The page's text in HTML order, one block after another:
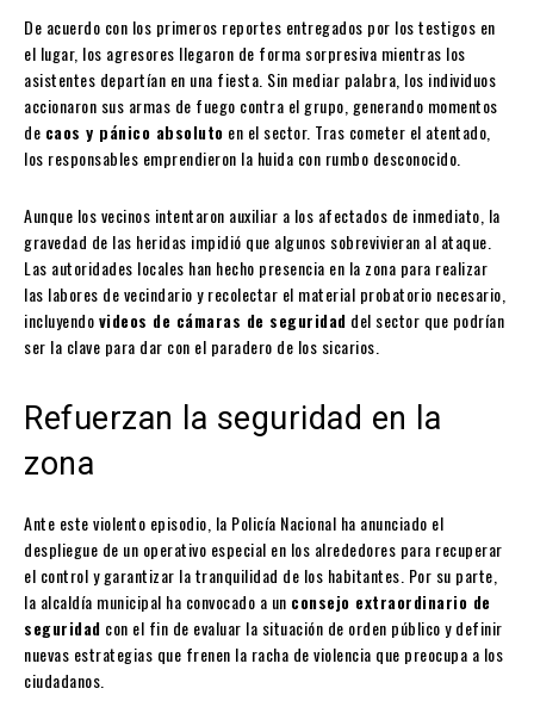
De acuerdo con los primeros reportes entregados por los testigos en
el lugar, los agresores llegaron de forma sorpresiva mientras los
asistentes departían en una fiesta. Sin mediar palabra, los individuos
accionaron sus armas de fuego contra el grupo, generando momentos
de caos y pánico absoluto en el sector. Tras cometer el atentado,
los responsables emprendieron la huida con rumbo desconocido.
Aunque los vecinos intentaron auxiliar a los afectados de inmediato, la
gravedad de las heridas impidió que algunos sobrevivieran al ataque.
Las autoridades locales han hecho presencia en la zona para realizar
las labores de vecindario y recolectar el material probatorio necesario,
incluyendovideos de cámaras de seguridad del sector que podrían
ser la clave para dar con el paradero de los sicarios.
Refuerzan la seguridad en la
zona
Ante este violento episodio, la Policía Nacional ha anunciado el
despliegue de un operativo especial en los alrededores para recuperar
el control y garantizar la tranquilidad de los habitantes. Por su parte,
la alcaldía municipal ha convocado a un consejo extraordinario de
seguridad con el fin de evaluar la situación de orden público y definir
nuevas estrategias que frenen la racha de violencia que preocupa a los
ciudadanos.